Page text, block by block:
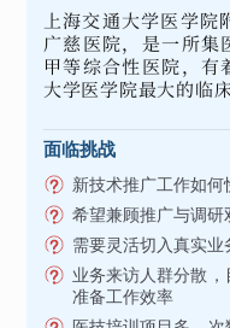
上海交通大学医学
广慈医院，是一所集
甲等综合性医院，有
大学医学院最大的临
面临挑战
新技术推广工作如何
希望兼顾推广与调研
需要灵活切入真实
业务来访人群分散
准备工作效率